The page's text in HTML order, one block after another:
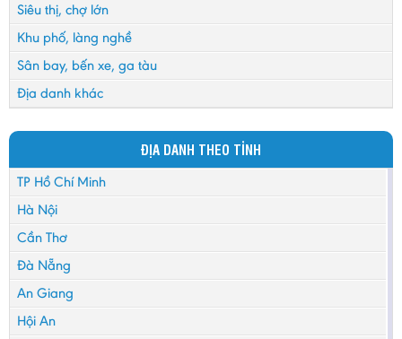
Siêu thị, chợ lớn
Khu phố, làng nghề
Sân bay, bến xe, ga tàu
Địa danh khác
ĐỊA DANH THEO TỈNH
TP Hồ Chí Minh
Hà Nội
Cần Thơ
Đà Nẵng
An Giang
Hội An